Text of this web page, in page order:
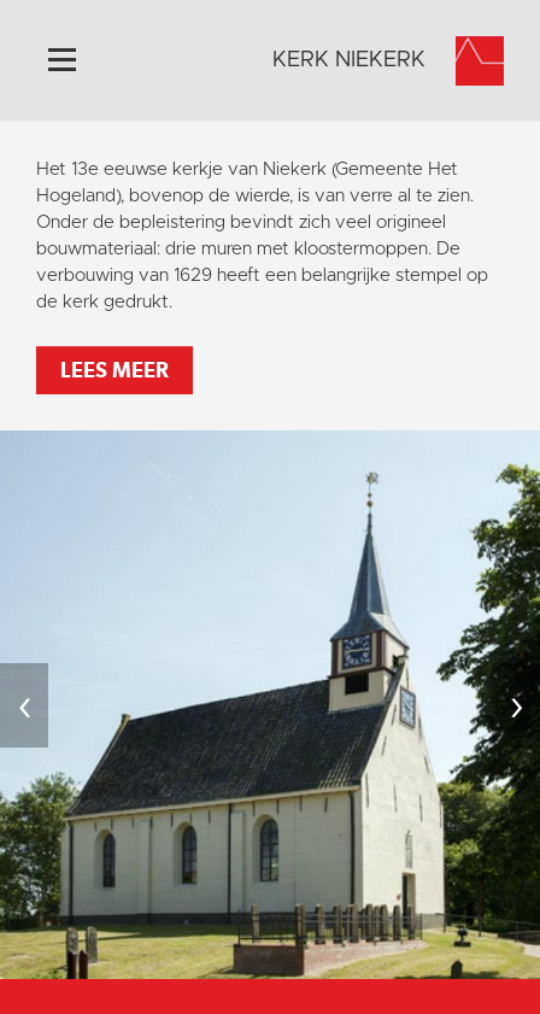
Home
Algemeen
Historie
Omgeving
Activiteiten
Steun ons
Contact
Vaktaal
KERK NIEKERK
Het 13e eeuwse kerkje van Niekerk (Gemeente Het
Hogeland), bovenop de wierde, is van verre al te zien.
Onder de bepleistering bevindt zich veel origineel
bouwmateriaal: drie muren met kloostermoppen. De
verbouwing van 1629 heeft een belangrijke stempel op
de kerk gedrukt.
LEES MEER
‹ ›